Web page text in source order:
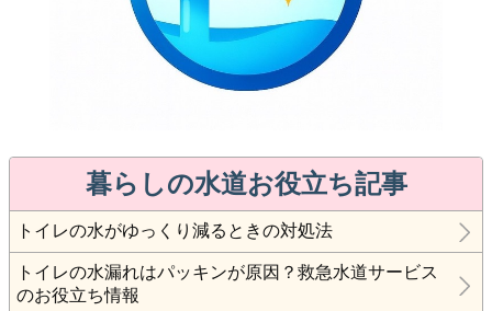
暮らしの水道お役立ち記事
トイレの水がゆっくり減るときの対処法
トイレの水漏れはパッキンが原因？救急水道サービス
のお役立ち情報